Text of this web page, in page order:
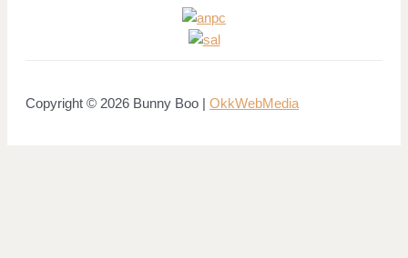
Copyright © 2026 Bunny Boo | OkkWebMedia